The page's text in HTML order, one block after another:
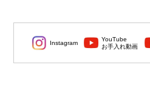
Instagram
YouTube
お手入れ動画